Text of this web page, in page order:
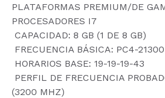
PLATAFORMAS PREMIUM/DE
PROCESADORES I7
 CAPACIDAD: 8 GB (1 DE 8 GB)
 FRECUENCIA BÁSICA: PC4-
 HORARIOS BASE: 19-19-19-43
 PERFIL DE FRECUENCIA
(3200 MHZ)